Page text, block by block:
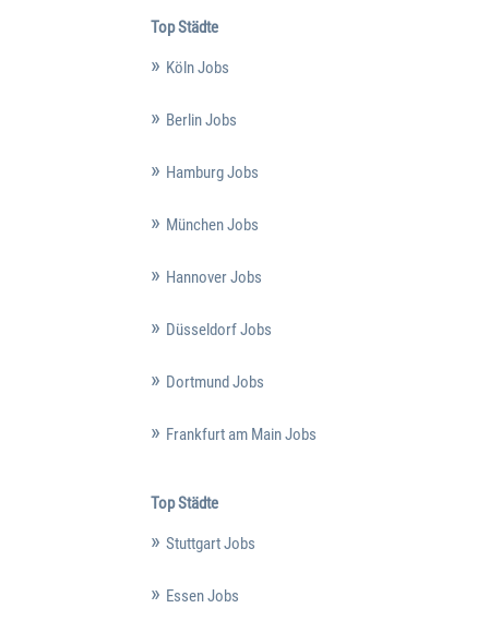
Top Städte
Köln Jobs
Berlin Jobs
Hamburg Jobs
München Jobs
Hannover Jobs
Düsseldorf Jobs
Dortmund Jobs
Frankfurt am Main Jobs
Top Städte
Stuttgart Jobs
Essen Jobs